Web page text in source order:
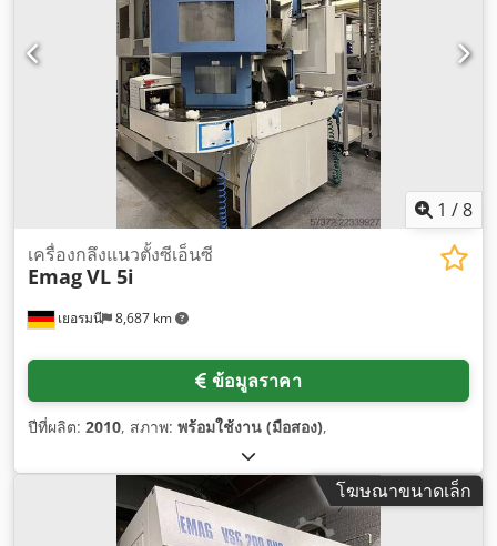
1 /8
เยอรมนี 8,687 km
เครื่องกลึงแนวตั้งซีเอ็นซี
EmagVL 5i
ข้อมูลราคา
ปีที่ผลิต: 2010, สภาพ: พร้อมใช้งาน (มือสอง),
โฆษณาขนาดเล็ก